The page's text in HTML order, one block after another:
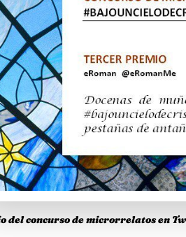
del concurso de microrrelatos en